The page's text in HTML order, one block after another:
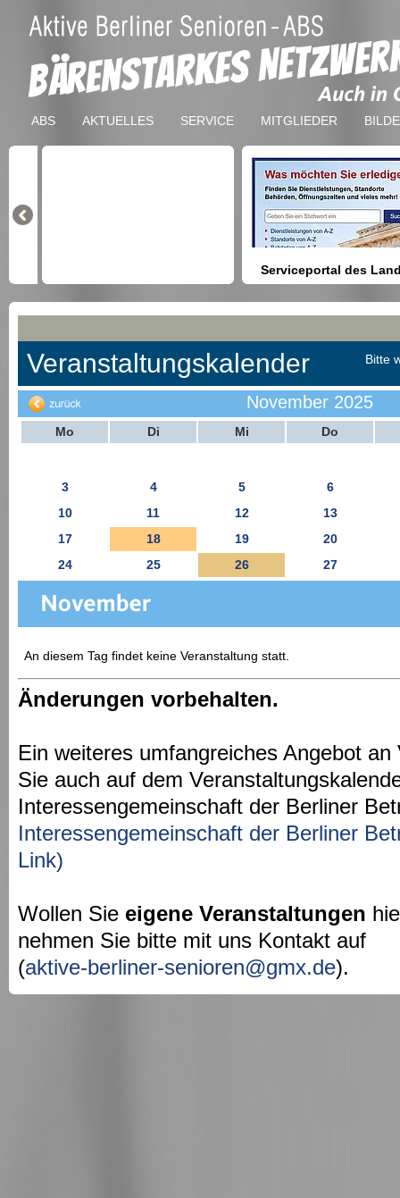
ABS AKTUELLES SERVICE MITGLIEDER
Serviceportal des
Berlin
Anmeldung bei Ämtern usw.
Veranstaltungskalender Bitte
November 2025
Mo Di Mi Do
3 4 5
6
10
11 12
13
17
18 19
20
24
25 26 27
An diesem Tag findet keine Veranstaltung statt.
Änderungen vorbehalten.
Ein weiteres umfangreiches Angebot
Sie auch auf dem
Interessengemeinschaft der Berliner
Interessengemeinschaft der Berliner
Link)
Wollen Sie eigene Veranstaltungen
nehmen Sie bitte mit uns Kontakt auf
(aktive-berliner-senioren@gmx.de).